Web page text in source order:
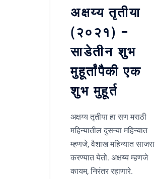
अक्षय्य तृतीया
(२०२१) –
साडेतीन शुभ
मुहूर्तांपैकी एक
शुभ मुहूर्त
अक्षय्य तृतीया हा सण मराठी
महिन्यातील दुसऱ्या महिन्यात
म्हणजे, वैशाख महिन्यात साजरा
करण्यात येतो. अक्षय्य म्हणजे
कायम, निरंतर रहाणारे.